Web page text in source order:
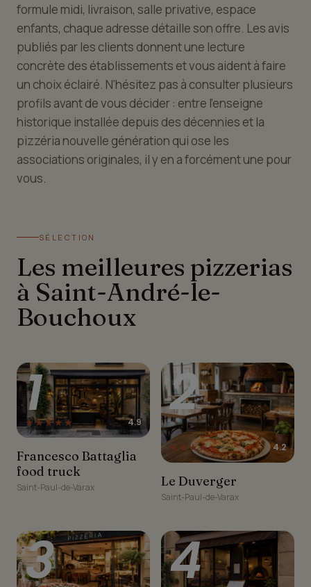
formule midi, livraison, salle privative, espace
enfants, chaque adresse détaille son offre. Les avis
publiés par les clients donnent une lecture
concrète des établissements et vous aident à faire
un choix éclairé. N'hésitez pas à consulter plusieurs
profils avant de vous décider : entre l'enseigne
historique installée depuis des décennies et la
pizzéria nouvelle génération qui ose les
associations originales, il y en a forcément une pour
vous.
SÉLECTION
Les meilleures pizzerias
à Saint-André-le-
Bouchoux
Francesco Battaglia food
truck
1
★★★★★ 4.9
Francesco Battaglia
food truck
Saint-Paul-de-Varax
Le Duverger
2
★★★★☆ 4.2
Le Duverger
Saint-Paul-de-Varax
3 4